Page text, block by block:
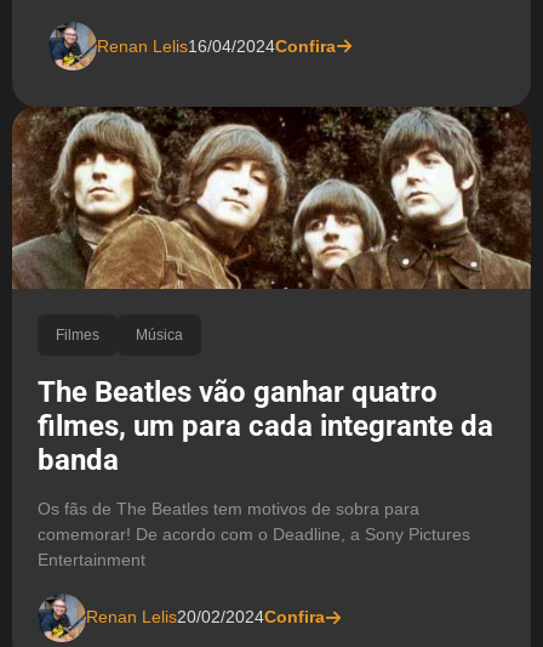
Renan Lelis16/04/2024Confira
Filmes Música
The Beatles vão ganhar quatro
filmes, um para cada integrante da
banda
Os fãs de The Beatles tem motivos de sobra para
comemorar! De acordo com o Deadline, a Sony Pictures
Entertainment
Renan Lelis20/02/2024Confira